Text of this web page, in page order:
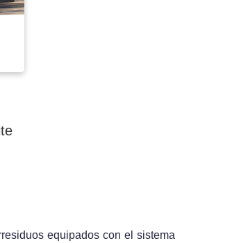
equipados con el sistema